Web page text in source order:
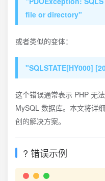
file or directory"
或者类似的变体：
"SQLSTATE[HY000]
这个错误通常表示 PHP 无
MySQL 数据库。本文将详
创的解决方案。
? 错误示例